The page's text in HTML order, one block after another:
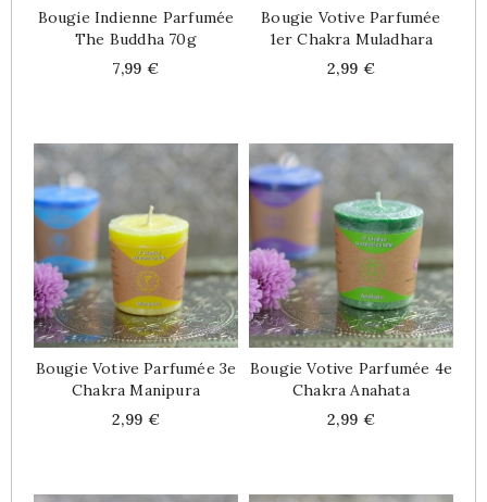
Bougie Indienne Parfumée
The Buddha 70g
Price
7,99 €
Bougie Votive Parfumée
1er Chakra Muladhara
Price
2,99 €
Bougie Votive Parfumée 3e
Chakra Manipura
Price
2,99 €
Bougie Votive Parfumée 4e
Chakra Anahata
Price
2,99 €